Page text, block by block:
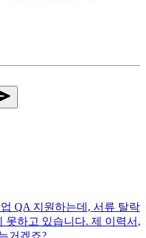
QA 지원하는데, 서류 탈락
못하고 있습니다. 제 이력서,